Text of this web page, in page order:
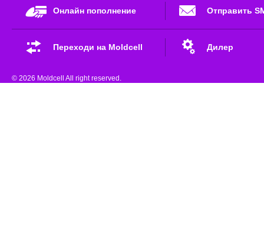
Онлайн пополнение Отправить
Переходи на Moldcell Дилер
© 2026 Moldcell All right reserved.